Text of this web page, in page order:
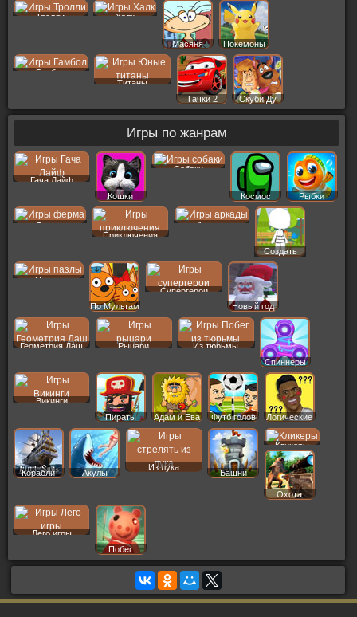
Тролли Халк
Масяня Покемоны
Гамбол
Титаны
Тачки 2
Скуби Ду
Игры по жанрам
Гача Лайф
Кошки
Собаки
Космос Рыбки
Ферма
Приключения
Аркады
Создать
Пер
Пазлы
По Мультам
Супергерои
Новый год
Геометрия Даш Рыцари
Из тюрьмы
Спиннеры
Викинги
Пираты
Адам и Ева Футб голов Логические
Корабли Акулы
Из лука
Башни
Кликеры
Охота
Лего игры
Побег